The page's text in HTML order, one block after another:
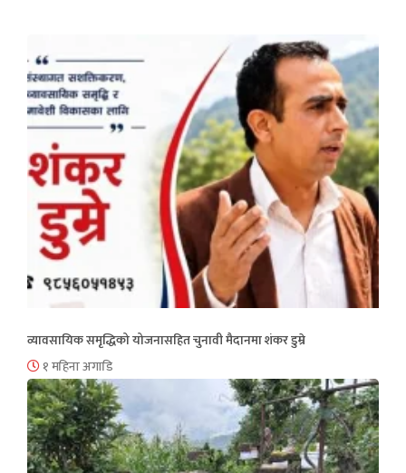
व्यावसायिक समृद्धिको योजनासहित चुनावी मैदानमा शंकर डुम्रे
१ महिना अगाडि